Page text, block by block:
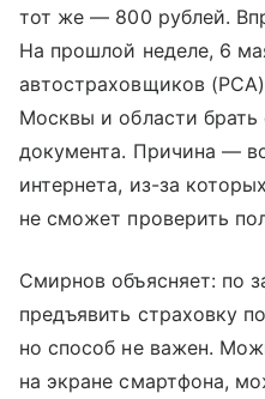
тот же — 800 рублей.
На прошлой неделе, 6
автостраховщиков
Москвы и области
документа. Причина —
интернета, из-за
не сможет проверить
Смирнов объясняет: по
предъявить страховку
но способ не важен.
на экране смартфона,